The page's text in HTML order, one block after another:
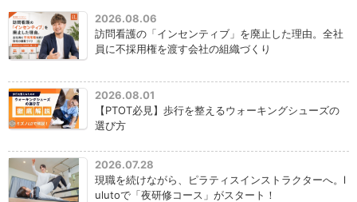
2026.08.06
訪問看護の「インセンティブ」を廃止した理由。全社
員に不採用権を渡す会社の組織づくり
2026.08.01
【PTOT必見】歩行を整えるウォーキングシューズの
選び方
2026.07.28
現職を続けながら、ピラティスインストラクターへ。l
ulutoで「夜研修コース」がスタート！